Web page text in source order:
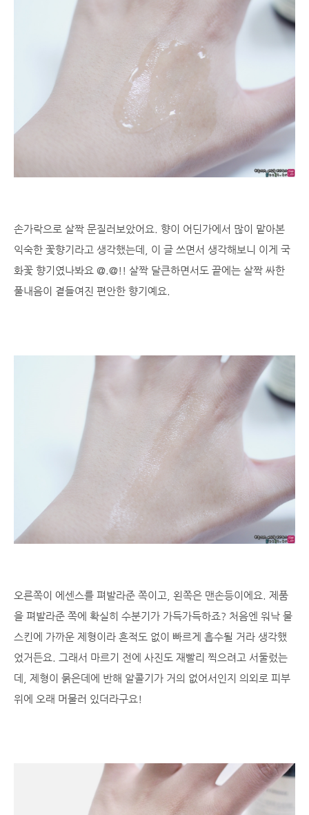
손가락으로 살짝 문질러보았어요. 향이 어딘가에서 많이 맡아본
익숙한 꽃향기라고 생각했는데, 이 글 쓰면서 생각해보니 이게 국
화꽃 향기였나봐요 @.@!! 살짝 달큰하면서도 끝에는 살짝 싸한
풀내음이 곁들여진 편안한 향기예요.
오른쪽이 에센스를 펴발라준 쪽이고, 왼쪽은 맨손등이에요. 제품
을 펴발라준 쪽에 확실히 수분기가 가득가득하죠? 처음엔 워낙 물
스킨에 가까운 제형이라 흔적도 없이 빠르게 흡수될 거라 생각했
었거든요. 그래서 마르기 전에 사진도 재빨리 찍으려고 서둘렀는
데, 제형이 묽은데에 반해 알콜기가 거의 없어서인지 의외로 피부
위에 오래 머물러 있더라구요!